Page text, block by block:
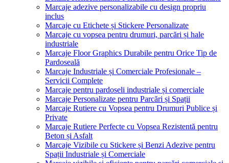
Marcaje adezive personalizabile cu design propriu
inclus
Marcaje cu Etichete și Stickere Personalizate
Marcaje cu vopsea pentru drumuri, parcări și hale
industriale
Marcaje Floor Graphics Durabile pentru Orice Tip de
Pardoseală
Marcaje Industriale și Comerciale Profesionale –
Servicii Complete
Marcaje pentru pardoseli industriale și comerciale
Marcaje Personalizate pentru Parcări și Spații
Marcaje Rutiere cu Vopsea pentru Drumuri Publice și
Private
Marcaje Rutiere Perfecte cu Vopsea Rezistentă pentru
Beton și Asfalt
Marcaje Vizibile cu Stickere și Benzi Adezive pentru
Spații Industriale și Comerciale